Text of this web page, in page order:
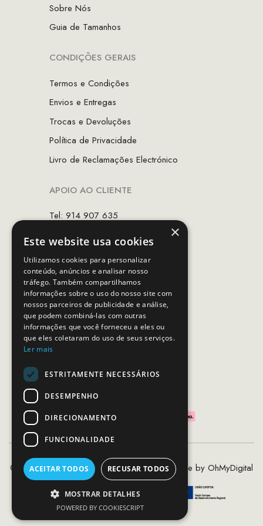
Sobre Nós
Guia de Tamanhos
CONDIÇÕES GERAIS
Termos e Condições
Envios e Entregas
Trocas e Devoluções
Política de Privacidade
Livro de Reclamações Electrónico
APOIO AO CLIENTE
Tel: 914 907 635
Horário de contacto:
Dias úteis das 10h as 19h
SEGUE-NOS
PAGAMENTOS SEGUROS
©2020 - 2026 MCS - Mob Crew Store | Made by OhMyDigital
×
Este website usa cookies
Utilizamos cookies para personalizar
conteúdo, anúncios e analisar nosso
tráfego. Também compartilhamos
informações sobre o uso do nosso site com
nossos parceiros de publicidade e análise,
que podem combiná-las com outras
informações que você forneceu a eles ou
que eles coletaram do uso de seus serviços.
Ler mais
ESTRITAMENTE NECESSÁRIOS
DESEMPENHO
DIRECIONAMENTO
FUNCIONALIDADE
ACEITAR TODOS RECUSAR TODOS
MOSTRAR DETALHES
POWERED BY COOKIESCRIPT